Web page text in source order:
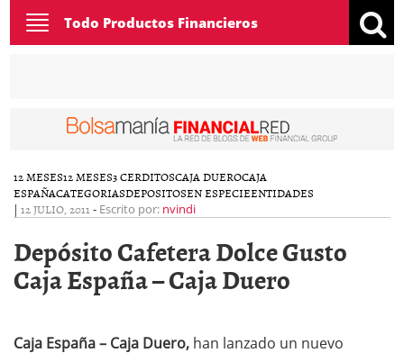
Toggle
navigation
Todo Productos Financieros
12 MESES12 MESES3 CERDITOSCAJA DUEROCAJA
ESPAÑACATEGORIASDEPOSITOSEN ESPECIEENTIDADES
| 12 JULIO, 2011 - Escrito por: nvindi
Depósito Cafetera Dolce Gusto
Caja España – Caja Duero
Caja España – Caja Duero, han lanzado un nuevo